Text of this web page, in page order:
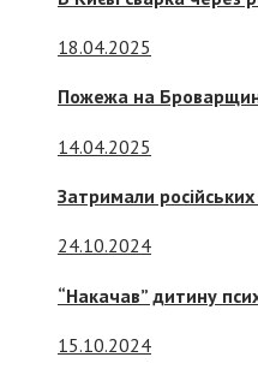
18.04.2025
Пожежа на
14.04.2025
Затримали
24.10.2024
“Накачав” дитину
15.10.2024